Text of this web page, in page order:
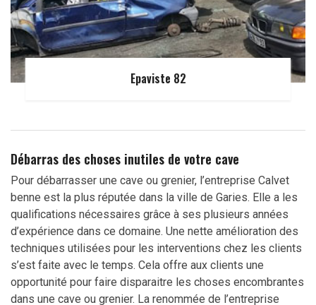
Epaviste 82
Débarras des choses inutiles de votre cave
Pour débarrasser une cave ou grenier, l’entreprise Calvet
benne est la plus réputée dans la ville de Garies. Elle a les
qualifications nécessaires grâce à ses plusieurs années
d’expérience dans ce domaine. Une nette amélioration des
techniques utilisées pour les interventions chez les clients
s’est faite avec le temps. Cela offre aux clients une
opportunité pour faire disparaitre les choses encombrantes
dans une cave ou grenier. La renommée de l’entreprise